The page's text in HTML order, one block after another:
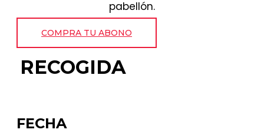
pabellón.
COMPRA TU ABONO
RECOGIDA
FECHA